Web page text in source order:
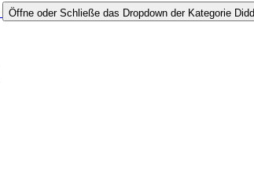
Öffne oder Schließe das Dropdown der Kategorie